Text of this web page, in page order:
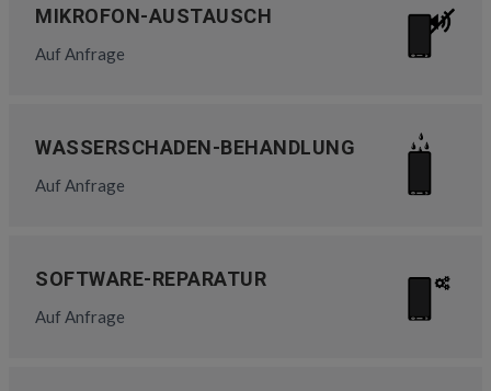
MIKROFON-AUSTAUSCH
Auf Anfrage
WASSERSCHADEN-BEHANDLUNG
Auf Anfrage
SOFTWARE-REPARATUR
Auf Anfrage